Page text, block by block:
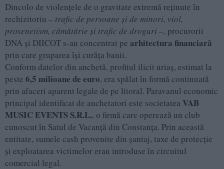
Dincolo de violențele de o gravitate extremă reținute în
rechizitoriu – trafic de persoane și de minori, viol,
proxenetism, cămătărie și trafic de droguri–, procurorii
DNA și DIICOT s-au concentrat pe arhitectura financiară
prin care gruparea își curăța banii.
Conform datelor din anchetă, profitul ilicit uriaș, estimat la
peste 6,5 milioane de euro, era spălat în formă continuată
prin afaceri aparent legale de pe litoral. Paravanul economic
principal identificat de anchetatori este societatea VAB
MUSIC EVENTS S.R.L., o firmă care operează un club
cunoscut în Satul de Vacanță din Constanța. Prin această
entitate, sumele cash provenite din șantaj, taxe de protecție
și exploatarea victimelor erau introduse în circuitul
comercial legal.